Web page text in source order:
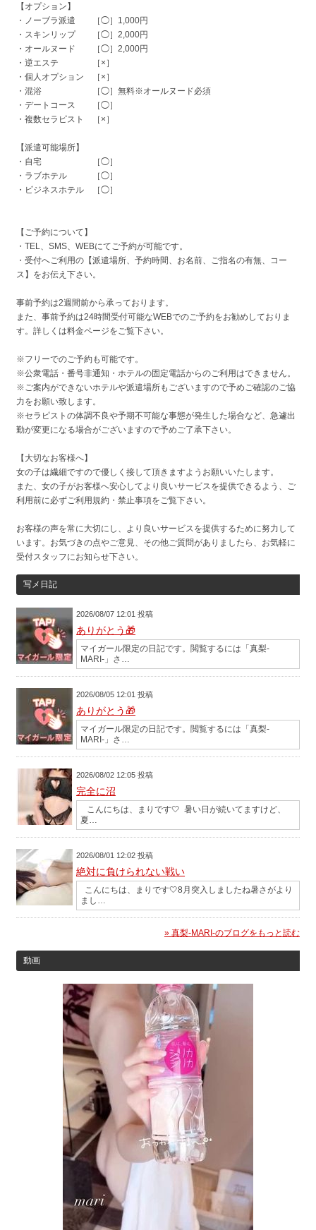
【オプション】
・ノーブラ派遣 ［◯］1,000円
・スキンリップ ［◯］2,000円
・オールヌード ［◯］2,000円
・逆エステ ［×］
・個人オプション ［×］
・混浴 ［◯］無料※オールヌード必須
・デートコース ［◯］
・複数セラピスト ［×］
【派遣可能場所】
・自宅 ［◯］
・ラブホテル ［◯］
・ビジネスホテル ［◯］
【ご予約について】
・TEL、SMS、WEBにてご予約が可能です。
・受付へご利用の【派遣場所、予約時間、お名前、ご指名の有無、コー
ス】をお伝え下さい。
事前予約は2週間前から承っております。
また、事前予約は24時間受付可能なWEBでのご予約をお勧めしておりま
す。詳しくは料金ページをご覧下さい。
※フリーでのご予約も可能です。
※公衆電話・番号非通知・ホテルの固定電話からのご利用はできません。
※ご案内ができないホテルや派遣場所もございますので予めご確認のご協
力をお願い致します。
※セラピストの体調不良や予期不可能な事態が発生した場合など、急遽出
勤が変更になる場合がございますので予めご了承下さい。
【大切なお客様へ】
女の子は繊細ですので優しく接して頂きますようお願いいたします。
また、女の子がお客様へ安心してより良いサービスを提供できるよう、ご
利用前に必ずご利用規約・禁止事項をご覧下さい。
お客様の声を常に大切にし、より良いサービスを提供するために努力して
います。お気づきの点やご意見、その他ご質問がありましたら、お気軽に
受付スタッフにお知らせ下さい。
写メ日記
2026/08/07 12:01 投稿
ありがとう🎁
マイガール限定の日記です。閲覧するには「真梨-
MARI-」さ…
2026/08/05 12:01 投稿
ありがとう🎁
マイガール限定の日記です。閲覧するには「真梨-
MARI-」さ…
2026/08/02 12:05 投稿
完全に沼
こんにちは、まりです‎🤍 暑い日が続いてますけど、
夏…
2026/08/01 12:02 投稿
絶対に負けられない戦い
こんにちは、まりです‎🤍8月突入しましたね暑さがより
まし…
» 真梨-MARI-のブログをもっと読む
動画